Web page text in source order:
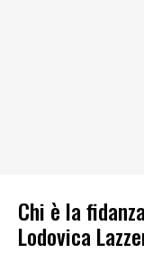
Chi è la
Lodovica